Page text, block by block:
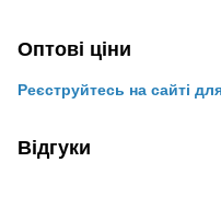
Оптові ціни
Реєструйтесь на сайті
Відгуки